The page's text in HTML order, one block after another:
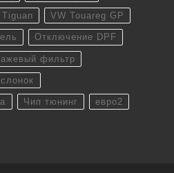
VW Touareg GP
Отключение DPF
фильтр
Чип тюнинг евро2